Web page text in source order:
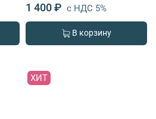
1 400 ₽ с НДС 5%
В корзину
ХИТ